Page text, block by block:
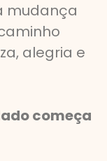
mudança
alegria e
começa